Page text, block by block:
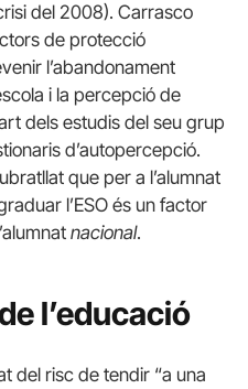
del 2008). Carrasco
de protecció
l’abandonament
i la percepció de
dels estudis del seu grup
d’autopercepció.
que per a l’alumnat
l’ESO és un factor
nacional.
l’educació
del risc de tendir “a una